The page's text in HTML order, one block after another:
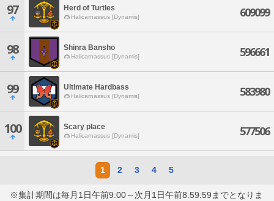
97 Herd of Turtles
Halicarnassus [Dynamis] 609099
98 Shinra Bansho
Halicarnassus [Dynamis] 596661
99 Ultimate Hardbass
Halicarnassus [Dynamis] 583980
100 Scary place
Halicarnassus [Dynamis] 577506
1 2 3 4 5
※集計期間は毎月1日午前9:00～次月1日午前8:59:59までとなりま